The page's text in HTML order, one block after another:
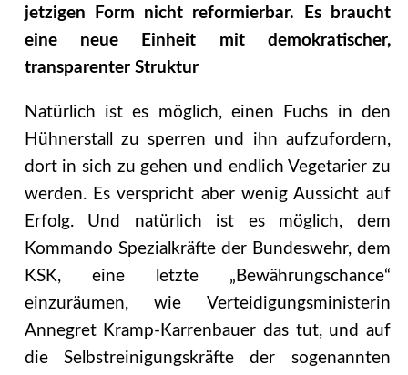
jetzigen Form nicht reformierbar. Es braucht
eine neue Einheit mit demokratischer,
transparenter Struktur
Natürlich ist es möglich, einen Fuchs in den
Hühnerstall zu sperren und ihn aufzufordern,
dort in sich zu gehen und endlich Vegetarier zu
werden. Es verspricht aber wenig Aussicht auf
Erfolg. Und natürlich ist es möglich, dem
Kommando Spezialkräfte der Bundeswehr, dem
KSK, eine letzte „Bewährungschance“
einzuräumen, wie Verteidigungsministerin
Annegret Kramp-Karrenbauer das tut, und auf
die Selbstreinigungskräfte der sogenannten